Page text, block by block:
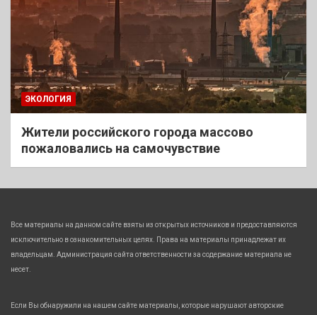
ЭКОЛОГИЯ
Жители российского города массово
пожаловались на самочувствие
Все материалы на данном сайте взяты из открытых источников и предоставляются
исключительно в ознакомительных целях. Права на материалы принадлежат их
владельцам. Администрация сайта ответственности за содержание материала не
несет.
Если Вы обнаружили на нашем сайте материалы, которые нарушают авторские